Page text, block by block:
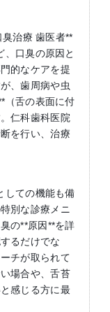
治療 歯医者**
、口臭の原因と
的なケアを提
、歯周病や虫
（舌の表面に付
仁科歯科医院
を行い、治療
しての機能も備
別な診療メニ
の**原因**を詳
るだけでな
チが取られて
場合や、舌苔
感じる方に最